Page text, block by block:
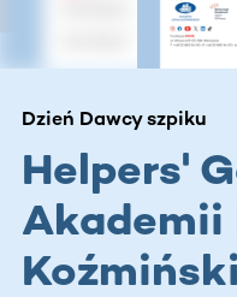
Dzień Dawcy szpiku
Helpers'
Akademii